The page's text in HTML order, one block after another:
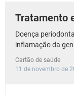
Tratamento
Doença
inflamação da
Cartão de saúde
11 de novembro de